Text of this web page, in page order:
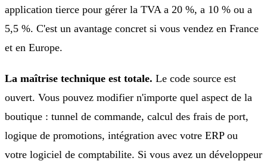
application tierce pour gérer la TVA a 20 %, a 10 % ou a
5,5 %. C'est un avantage concret si vous vendez en France
et en Europe.
La maîtrise technique est totale. Le code source est
ouvert. Vous pouvez modifier n'importe quel aspect de la
boutique : tunnel de commande, calcul des frais de port,
logique de promotions, intégration avec votre ERP ou
votre logiciel de comptabilite. Si vous avez un développeur